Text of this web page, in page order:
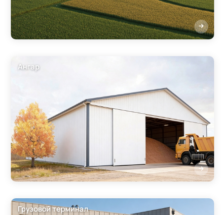
Ангар
Грузовой терминал